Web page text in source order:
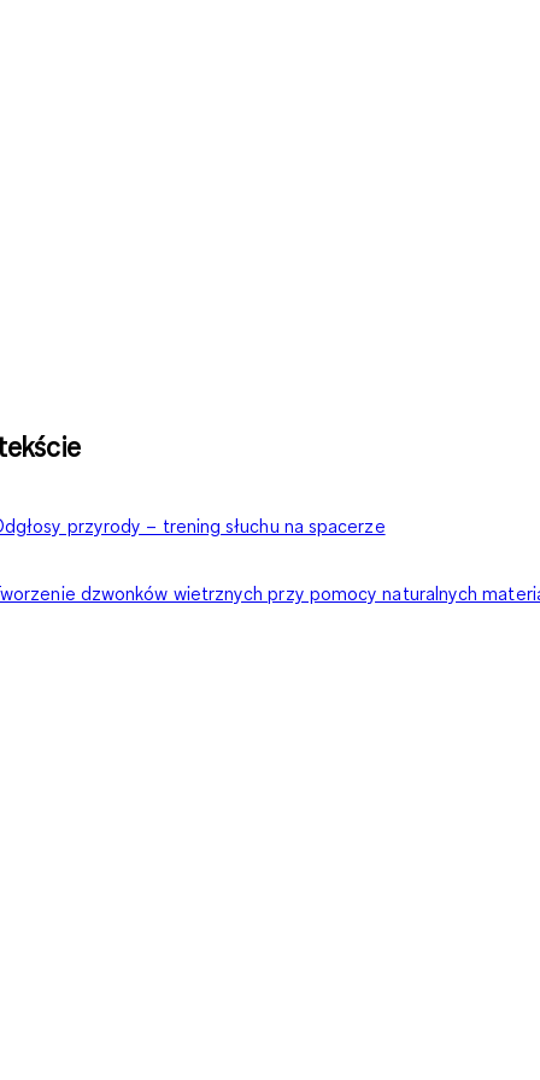
przyrody – trening słuchu na spacerze
dzwonków wietrznych przy pomocy naturalnych